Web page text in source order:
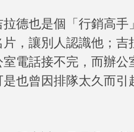
德也是個「行銷高
，讓別人認識他；
電話接不完，而辦
是也曾因排隊太久而